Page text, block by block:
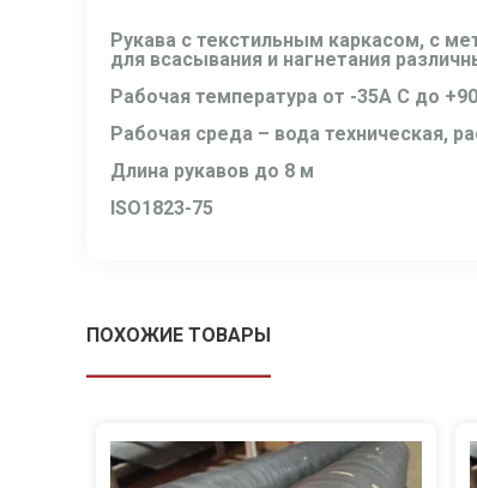
Рукава с текстильным каркасом, с
для всасывания и нагнетания
Рабочая температура от -35А С до
Рабочая среда – вода техническая,
Длина рукавов до 8 м
ISO1823-75
ПОХОЖИЕ ТОВАРЫ